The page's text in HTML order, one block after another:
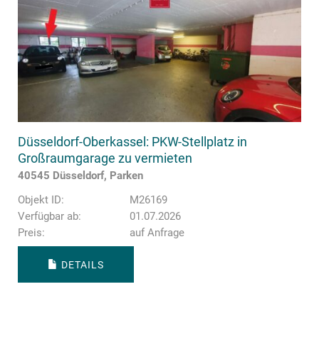
Düsseldorf-Oberkassel: PKW-Stellplatz in
Großraumgarage zu vermieten
40545 Düsseldorf, Parken
Objekt ID:
M26169
Verfügbar ab:
01.07.2026
Preis:
auf Anfrage
DETAILS